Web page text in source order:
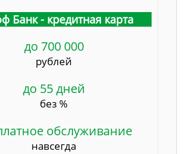
Банк - кредитная карта
до 700 000
рублей
до 55 дней
без %
обслуживание
навсегда